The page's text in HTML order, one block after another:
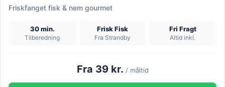
Friskfanget fisk & nem gourmet
30 min.
Tilberedning
Frisk Fisk
Fra Strandby
Fri Fragt
Altid inkl.
Fra 39 kr. / måltid